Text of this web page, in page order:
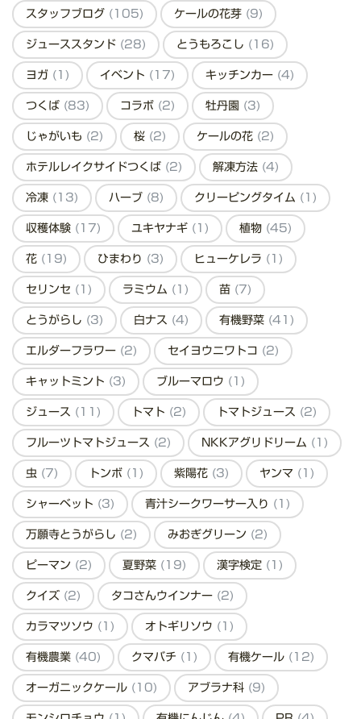
スタッフブログ (105) ケールの花芽 (9)
ジューススタンド (28) とうもろこし (16)
ヨガ (1) イベント (17) キッチンカー (4)
つくば (83) コラボ (2) 牡丹園 (3)
じゃがいも (2) 桜 (2) ケールの花 (2)
ホテルレイクサイドつくば (2) 解凍方法 (4)
冷凍 (13) ハーブ (8) クリーピングタイム (1)
収穫体験 (17) ユキヤナギ (1) 植物 (45)
花 (19) ひまわり (3) ヒューケレラ (1)
セリンセ (1) ラミウム (1) 苗 (7)
とうがらし (3) 白ナス (4) 有機野菜 (41)
エルダーフラワー (2) セイヨウニワトコ (2)
キャットミント (3) ブルーマロウ (1)
ジュース (11) トマト (2) トマトジュース (2)
フルーツトマトジュース (2) NKKアグリドリーム (1)
虫 (7) トンボ (1) 紫陽花 (3) ヤンマ (1)
シャーベット (3) 青汁シークワーサー入り (1)
万願寺とうがらし (2) みおぎグリーン (2)
ピーマン (2) 夏野菜 (19) 漢字検定 (1)
クイズ (2) タコさんウインナー (2)
カラマツソウ (1) オトギリソウ (1)
有機農業 (40) クマバチ (1) 有機ケール (12)
オーガニックケール (10) アブラナ科 (9)